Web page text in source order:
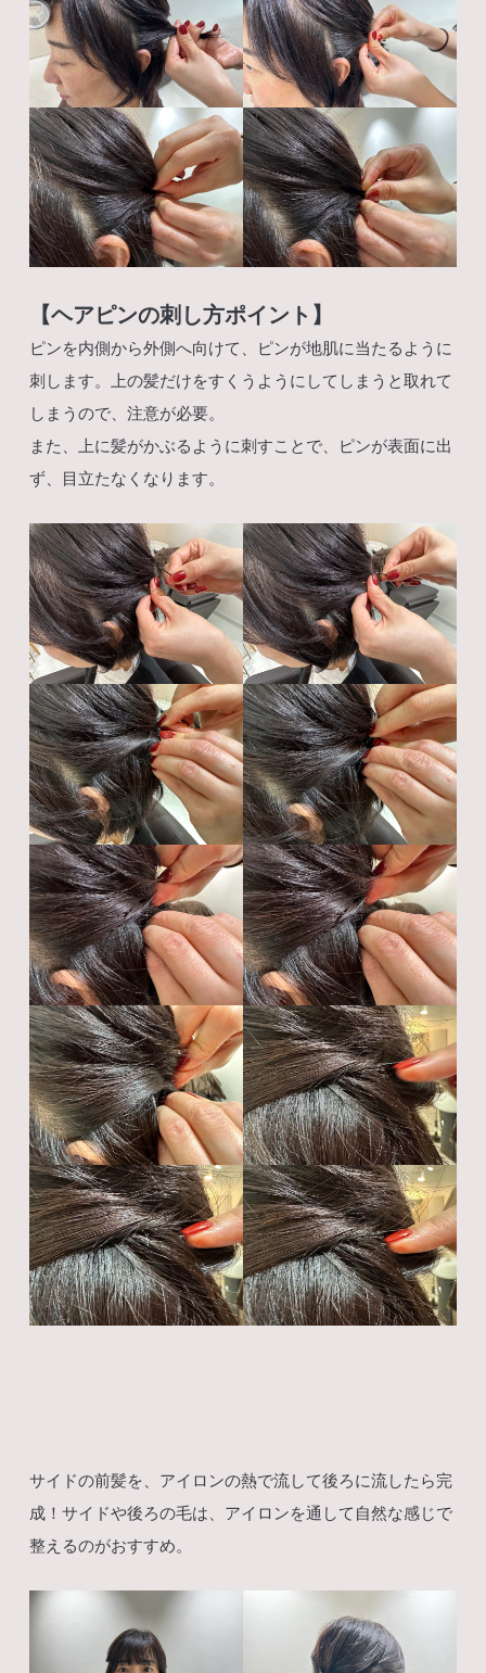
【ヘアピンの刺し方ポイント】
ピンを内側から外側へ向けて、ピンが地肌に当たるように
刺します。上の髪だけをすくうようにしてしまうと取れて
しまうので、注意が必要。
また、上に髪がかぶるように刺すことで、ピンが表面に出
ず、目立たなくなります。
サイドの前髪を、アイロンの熱で流して後ろに流したら完
成！サイドや後ろの毛は、アイロンを通して自然な感じで
整えるのがおすすめ。